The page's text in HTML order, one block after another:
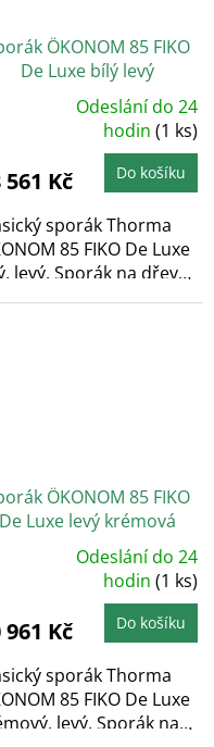
ÖKONOM 85 FIKO
De Luxe bílý levý
Odeslání do 24
hodin(1 ks)
561 Kč Do košíku
sporák Thorma
85 FIKO De Luxe
levý. Sporák na dřevo
ÖKONOM 85 FIKO
De Luxe levý krémová
Odeslání do 24
hodin(1 ks)
961 Kč Do košíku
sporák Thorma
85 FIKO De Luxe
levý. Sporák na